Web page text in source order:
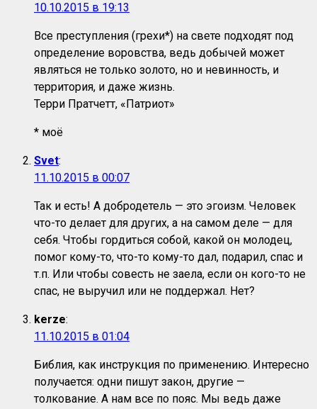
10.10.2015 в 19:13
Все преступления (грехи*) на свете подходят под
определение воровства, ведь добычей может
являться не только золото, но и невинность, и
территория, и даже жизнь.
Терри Пратчетт, «Патриот»
* моё
Svet:
11.10.2015 в 00:07
Так и есть! А добродетель — это эгоизм. Человек
что-то делает для других, а на самом деле — для
себя. Чтобы гордиться собой, какой он молодец,
помог кому-то, что-то кому-то дал, подарил, спас и
т.п. Или чтобы совесть не заела, если он кого-то не
спас, не выручил или не поддержал. Нет?
kerze:
11.10.2015 в 01:04
Библия, как инструкция по применению. Интересно
получается: одни пишут закон, другие —
толкование. А нам все по пояс. Мы ведь даже